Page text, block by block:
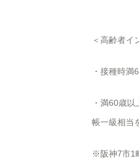
＜高齢者イ
・接種時満
・満60歳
帳一級相当
※阪神7市1